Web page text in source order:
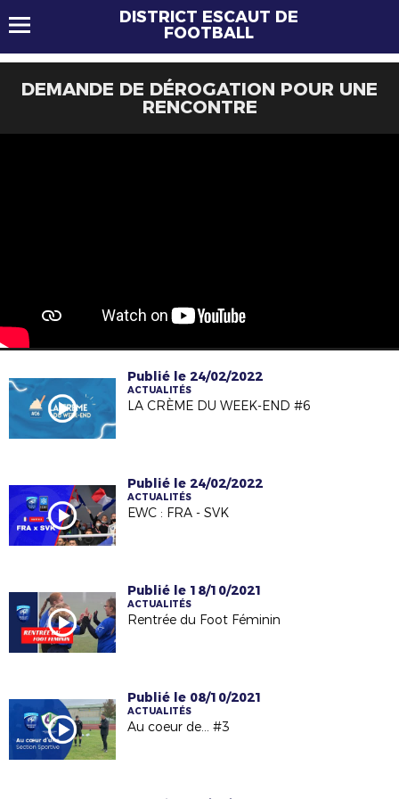
DISTRICT ESCAUT DE
FOOTBALL
DEMANDE DE DÉROGATION POUR UNE
RENCONTRE
Publié le 24/02/2022
ACTUALITÉS
LA CRÈME DU WEEK-END #6
Publié le 24/02/2022
ACTUALITÉS
EWC : FRA - SVK
Publié le 18/10/2021
ACTUALITÉS
Rentrée du Foot Féminin
Publié le 08/10/2021
ACTUALITÉS
Au coeur de... #3